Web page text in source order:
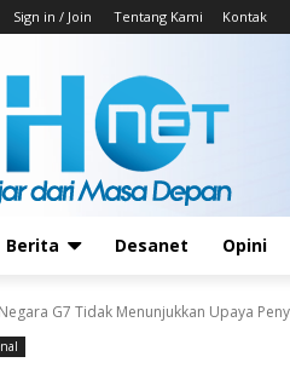
Sign in / Join Tentang Kami Kontak
Berita Desanet Opini
Negara G7 Tidak Menunjukkan Upaya